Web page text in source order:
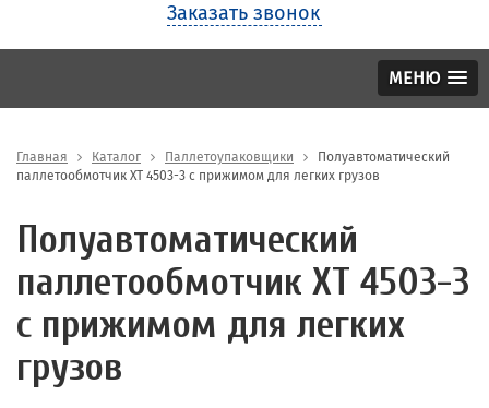
Заказать звонок
МЕНЮ
Главная Каталог Паллетоупаковщики
Полуавтоматический
паллетообмотчик XT 4503-3 с прижимом для легких грузов
Полуавтоматический
паллетообмотчик XT 4503-3
с прижимом для легких
грузов